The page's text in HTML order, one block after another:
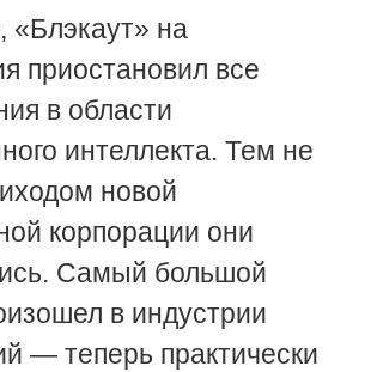
«Блэкаут» на
приостановил все
в области
интеллекта. Тем не
новой
корпорации они
Самый большой
в индустрии
— теперь практически